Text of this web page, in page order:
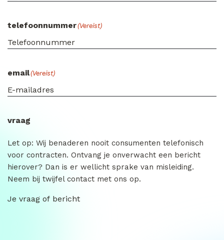
telefoonnummer(Vereist)
email(Vereist)
vraag
Let op: Wij benaderen nooit consumenten telefonisch
voor contracten. Ontvang je onverwacht een bericht
hierover? Dan is er wellicht sprake van misleiding.
Neem bij twijfel contact met ons op.